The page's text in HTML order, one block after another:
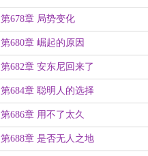
第678章 局势变化
第680章 崛起的原因
第682章 安东尼回来了
第684章 聪明人的选择
第686章 用不了太久
第688章 是否无人之地